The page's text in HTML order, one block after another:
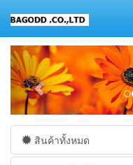
สินค้าทั้งหมด